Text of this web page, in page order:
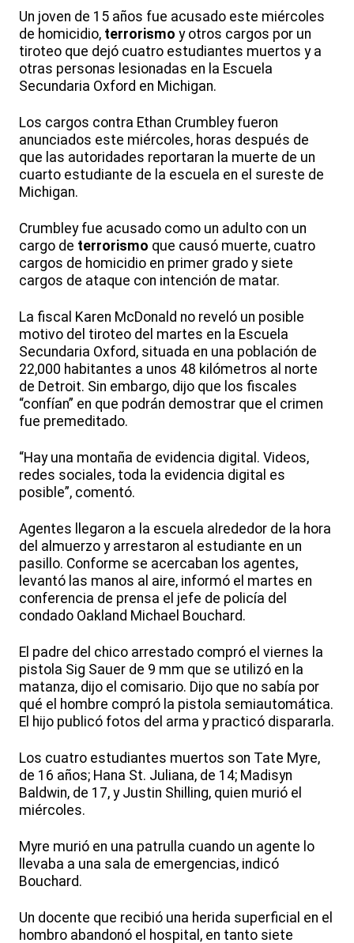
Un joven de 15 años fue acusado este miércoles
de homicidio, terrorismo y otros cargos por un
tiroteo que dejó cuatro estudiantes muertos y a
otras personas lesionadas en la Escuela
Secundaria Oxford en Michigan.
Los cargos contra Ethan Crumbley fueron
anunciados este miércoles, horas después de
que las autoridades reportaran la muerte de un
cuarto estudiante de la escuela en el sureste de
Michigan.
Crumbley fue acusado como un adulto con un
cargo de terrorismo que causó muerte, cuatro
cargos de homicidio en primer grado y siete
cargos de ataque con intención de matar.
La fiscal Karen McDonald no reveló un posible
motivo del tiroteo del martes en la Escuela
Secundaria Oxford, situada en una población de
22,000 habitantes a unos 48 kilómetros al norte
de Detroit. Sin embargo, dijo que los fiscales
“confían” en que podrán demostrar que el crimen
fue premeditado.
“Hay una montaña de evidencia digital. Videos,
redes sociales, toda la evidencia digital es
posible”, comentó.
Agentes llegaron a la escuela alrededor de la hora
del almuerzo y arrestaron al estudiante en un
pasillo. Conforme se acercaban los agentes,
levantó las manos al aire, informó el martes en
conferencia de prensa el jefe de policía del
condado Oakland Michael Bouchard.
El padre del chico arrestado compró el viernes la
pistola Sig Sauer de 9 mm que se utilizó en la
matanza, dijo el comisario. Dijo que no sabía por
qué el hombre compró la pistola semiautomática.
El hijo publicó fotos del arma y practicó dispararla.
Los cuatro estudiantes muertos son Tate Myre,
de 16 años; Hana St. Juliana, de 14; Madisyn
Baldwin, de 17, y Justin Shilling, quien murió el
miércoles.
Myre murió en una patrulla cuando un agente lo
llevaba a una sala de emergencias, indicó
Bouchard.
Un docente que recibió una herida superficial en el
hombro abandonó el hospital, en tanto siete